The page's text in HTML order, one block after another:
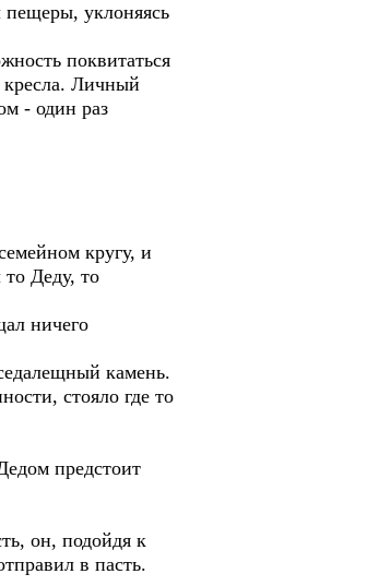
уклоняясь
поквитаться
кресла. Личный
- один раз
кругу, и
Деду, то
ничего
камень.
стояло где то
предстоит
он, подойдя к
в пасть.